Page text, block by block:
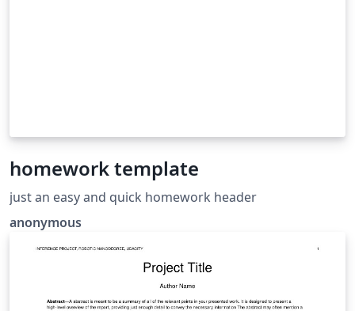
homework template
just an easy and quick homework header
anonymous